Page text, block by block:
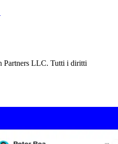
Partners LLC. Tutti i diritti